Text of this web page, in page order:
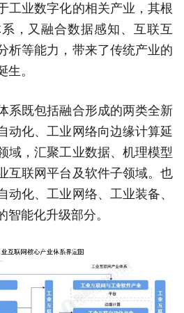
工业数字化的相关产业，其根
，又融合数据感知、互联互
析等能力，带来了传统产业的
。
系既包括融合形成的两类全新
动化、工业网络向边缘计算延
域，汇聚工业数据、机理模型
互联网平台及软件子领域。也
动化、工业网络、工业装备、
智能化升级部分。